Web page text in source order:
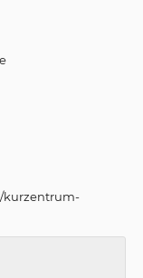
kurzentrum-